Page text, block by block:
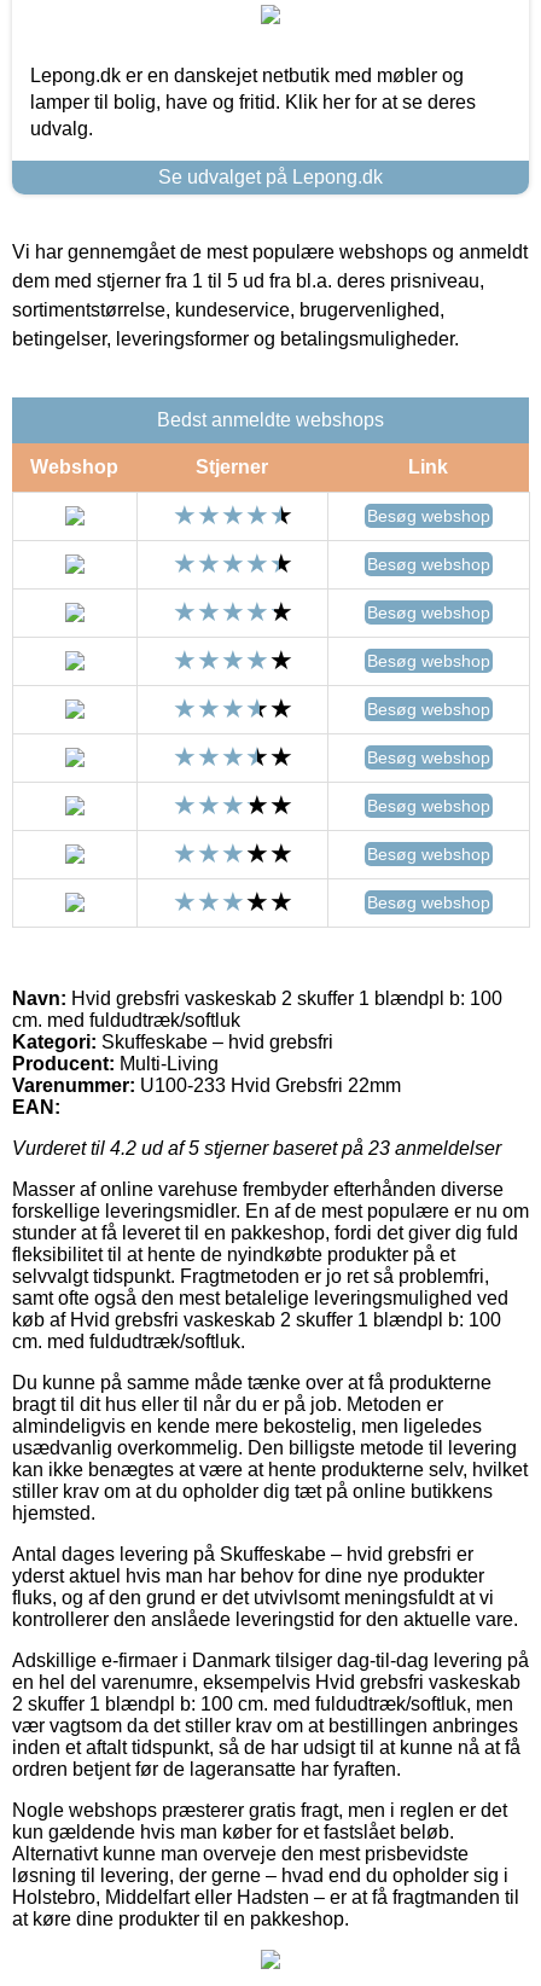
Lepong.dk er en danskejet netbutik med møbler og
lamper til bolig, have og fritid. Klik her for at se deres
udvalg.
Se udvalget på Lepong.dk
Vi har gennemgået de mest populære webshops og anmeldt
dem med stjerner fra 1 til 5 ud fra bl.a. deres prisniveau,
sortimentstørrelse, kundeservice, brugervenlighed,
betingelser, leveringsformer og betalingsmuligheder.
Bedst anmeldte webshops
Webshop Stjerner Link
Besøg webshop
Besøg webshop
Besøg webshop
Besøg webshop
Besøg webshop
Besøg webshop
Besøg webshop
Besøg webshop
Besøg webshop
Navn: Hvid grebsfri vaskeskab 2 skuffer 1 blændpl b: 100
cm. med fuldudtræk/softluk
Kategori: Skuffeskabe – hvid grebsfri
Producent: Multi-Living
Varenummer: U100-233 Hvid Grebsfri 22mm
EAN:
Vurderet til 4.2 ud af 5 stjerner baseret på 23 anmeldelser
Masser af online varehuse frembyder efterhånden diverse
forskellige leveringsmidler. En af de mest populære er nu om
stunder at få leveret til en pakkeshop, fordi det giver dig fuld
fleksibilitet til at hente de nyindkøbte produkter på et
selvvalgt tidspunkt. Fragtmetoden er jo ret så problemfri,
samt ofte også den mest betalelige leveringsmulighed ved
køb af Hvid grebsfri vaskeskab 2 skuffer 1 blændpl b: 100
cm. med fuldudtræk/softluk.
Du kunne på samme måde tænke over at få produkterne
bragt til dit hus eller til når du er på job. Metoden er
almindeligvis en kende mere bekostelig, men ligeledes
usædvanlig overkommelig. Den billigste metode til levering
kan ikke benægtes at være at hente produkterne selv, hvilket
stiller krav om at du opholder dig tæt på online butikkens
hjemsted.
Antal dages levering på Skuffeskabe – hvid grebsfri er
yderst aktuel hvis man har behov for dine nye produkter
fluks, og af den grund er det utvivlsomt meningsfuldt at vi
kontrollerer den anslåede leveringstid for den aktuelle vare.
Adskillige e-firmaer i Danmark tilsiger dag-til-dag levering på
en hel del varenumre, eksempelvis Hvid grebsfri vaskeskab
2 skuffer 1 blændpl b: 100 cm. med fuldudtræk/softluk, men
vær vagtsom da det stiller krav om at bestillingen anbringes
inden et aftalt tidspunkt, så de har udsigt til at kunne nå at få
ordren betjent før de lageransatte har fyraften.
Nogle webshops præsterer gratis fragt, men i reglen er det
kun gældende hvis man køber for et fastslået beløb.
Alternativt kunne man overveje den mest prisbevidste
løsning til levering, der gerne – hvad end du opholder sig i
Holstebro, Middelfart eller Hadsten – er at få fragtmanden til
at køre dine produkter til en pakkeshop.